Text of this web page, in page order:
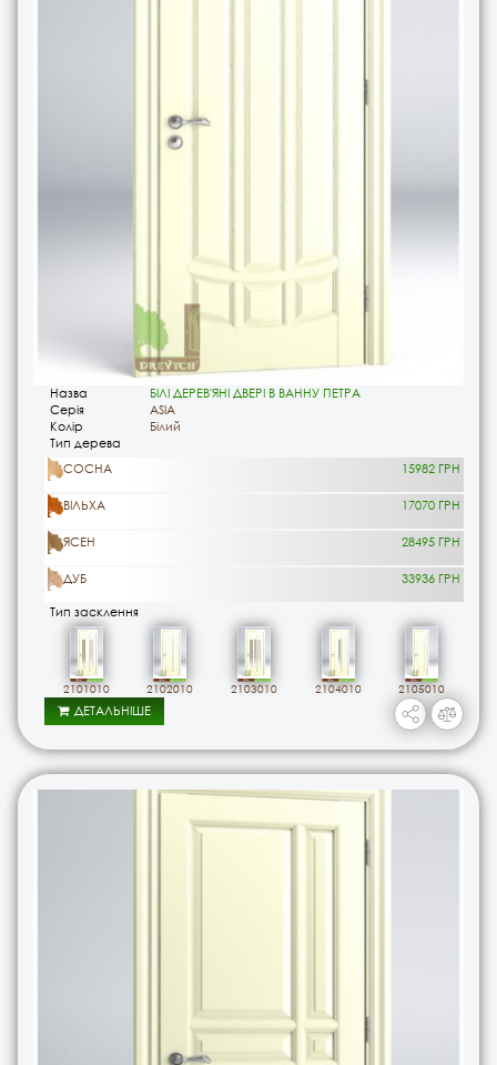
Назва
БІЛІ ДЕРЕВ'ЯНІ ДВЕРІ В ВАННУ ПЕТРА
Серія
ASIA
Колір
Білий
Тип дерева
СОСНА
15982 ГРН
ВІЛЬХА 17070 ГРН
ЯСЕН 28495 ГРН
ДУБ
33936 ГРН
Тип засклення
2101010 2102010 2103010 2104010 2105010
ДЕТАЛЬНІШЕ